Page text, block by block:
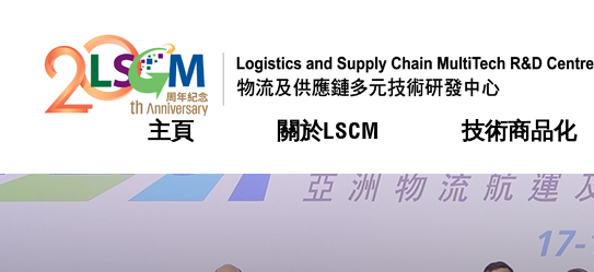
主頁 關於LSCM
熱門 機構簡介
技術商品化
熱門 服務
可獲授權之技術
熱門 合作計劃
熱門 活動
熱門 會籍及服務